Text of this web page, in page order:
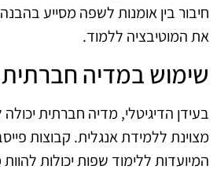
חיבור בין אומנות לשפה מסייע
את המוטיבציה ללמוד.
שימוש במדיה
בעידן הדיגיטלי, מדיה חברתית
מצוינת ללמידת אנגלית. קבוצות
המיועדות ללימוד שפות יכולות